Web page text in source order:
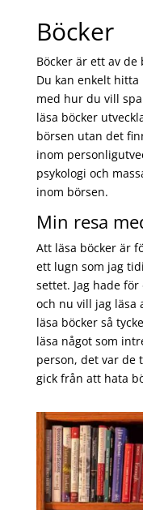
Böcker
Böcker är ett av
Du kan enkelt hitta
med hur du vill
läsa böcker
börsen utan det
inom
psykologi och
inom börsen.
Min resa
Att läsa böcker är
ett lugn som jag
settet. Jag hade
och nu vill jag läsa
läsa böcker så
läsa något som
person, det var de
gick från att hata